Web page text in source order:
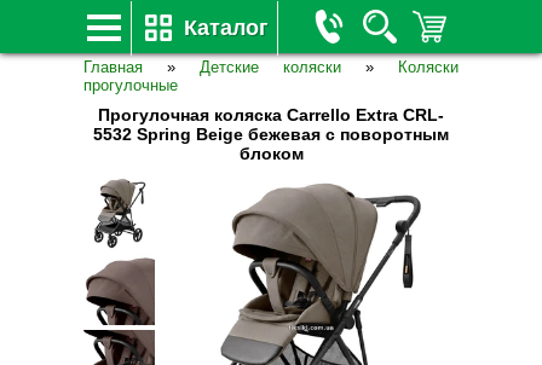
Каталог
Главная » Детские коляски »
Коляски
прогулочные
Прогулочная коляска Carrello Extra CRL-
5532 Spring Beige бежевая с поворотным
блоком